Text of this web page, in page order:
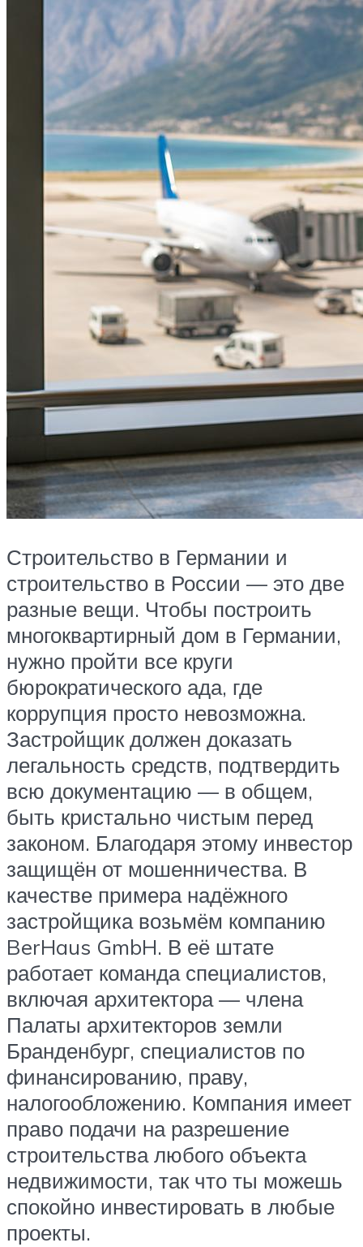
Строительство в Германии и
строительство в России — это две
разные вещи. Чтобы построить
многоквартирный дом в Германии,
нужно пройти все круги
бюрократического ада, где
коррупция просто невозможна.
Застройщик должен доказать
легальность средств, подтвердить
всю документацию — в общем,
быть кристально чистым перед
законом. Благодаря этому инвестор
защищён от мошенничества. В
качестве примера надёжного
застройщика возьмём компанию
BerHaus GmbH. В её штате
работает команда специалистов,
включая архитектора — члена
Палаты архитекторов земли
Бранденбург, специалистов по
финансированию, праву,
налогообложению. Компания имеет
право подачи на разрешение
строительства любого объекта
недвижимости, так что ты можешь
спокойно инвестировать в любые
проекты.